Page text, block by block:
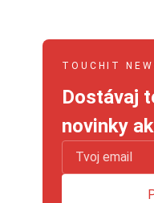
TOUCHIT
Dostávaj
novinky